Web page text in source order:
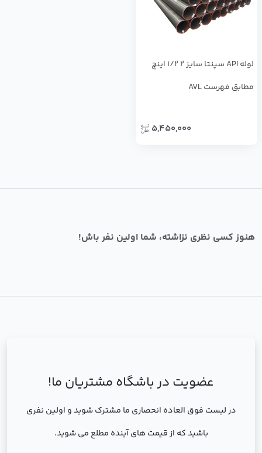
لوله API سپنتا سایز 2 1/2 اینچ
مطابق فهرست AVL
5,450,000
هنوز کسی نظری نزاشته، شما اولین نفر باش!
عضویت در باشگاه مشتریان ما!
در لیست فوق العاده انحصاری ما مشترک شوید و اولین نفری
باشید که از قیمت های آینده مطلع می شوید.